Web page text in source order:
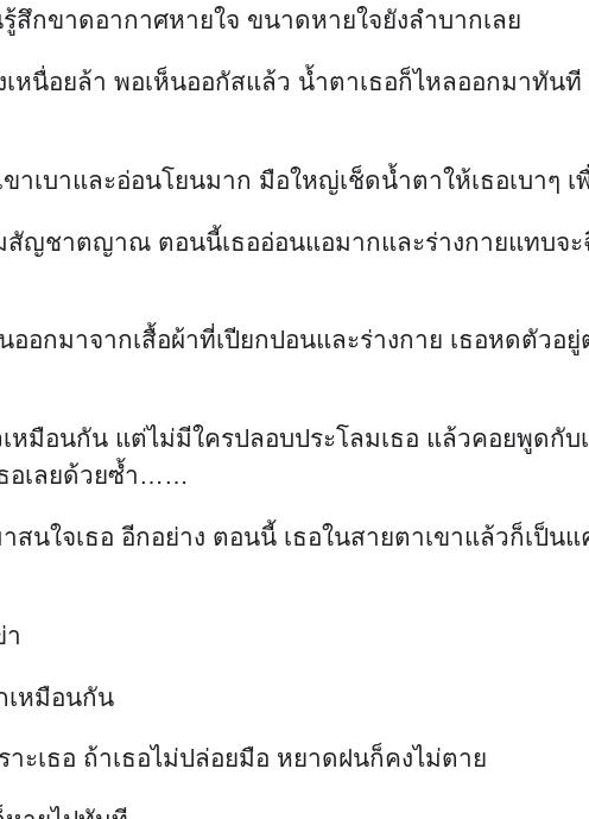
กมาจากเสื้อผ้าที่เปียกปอนและร่างกาย เธอหดตัวอ
หมือนกัน แต่ไม่มีใครปลอบประโลมเธอ แล้วคอยพูดกับ
ธอเลยด้วยซ้ำ……
นใจเธอ อีกอย่าง ตอนนี้ เธอในสายตาเขาแล้วก็เป็
า
เหมือนกัน
ะเธอ ถ้าเธอไม่ปล่อยมือ หยาดฝนก็คงไม่ตาย